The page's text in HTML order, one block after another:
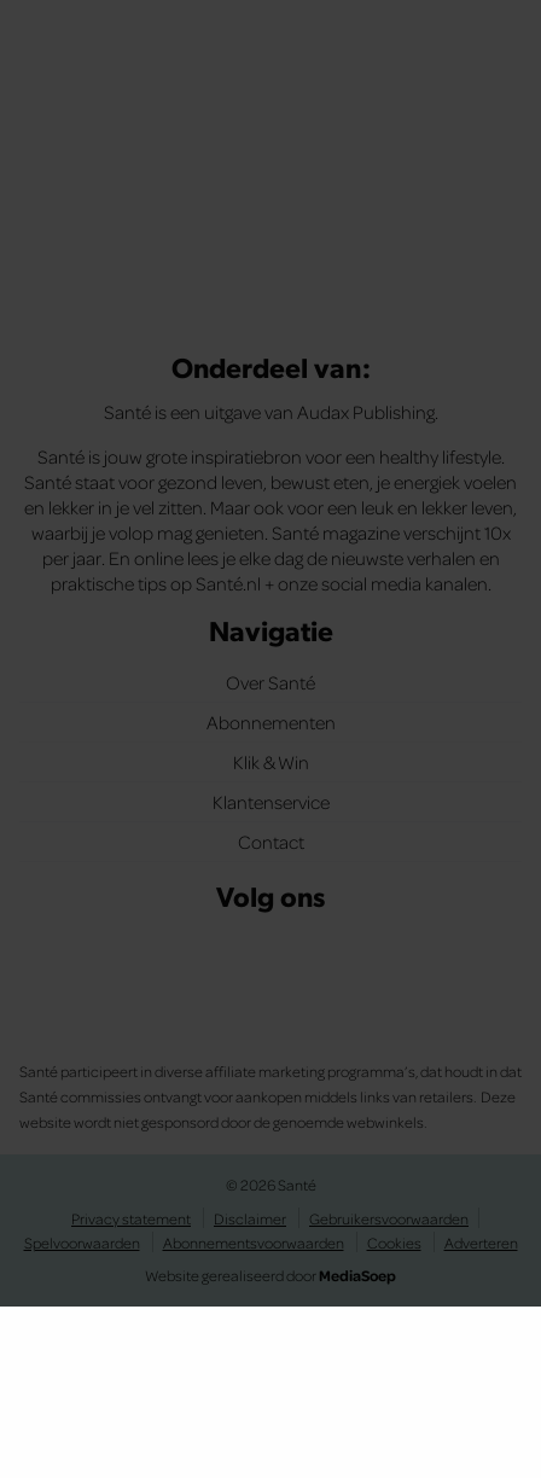
Onderdeel van:
Santé is een uitgave van Audax Publishing.
Santé is jouw grote inspiratiebron voor een healthy lifestyle.
Santé staat voor gezond leven, bewust eten, je energiek voelen
en lekker in je vel zitten. Maar ook voor een leuk en lekker leven,
waarbij je volop mag genieten. Santé magazine verschijnt 10x
per jaar. En online lees je elke dag de nieuwste verhalen en
praktische tips op Santé.nl + onze social media kanalen.
Navigatie
Over Santé
Abonnementen
Klik & Win
Klantenservice
Contact
Volg ons
Santé participeert in diverse affiliate marketing programma’s, dat houdt in dat
Santé commissies ontvangt voor aankopen middels links van retailers. Deze
website wordt niet gesponsord door de genoemde webwinkels.
© 2026 Santé
Privacy statement
Disclaimer
Gebruikersvoorwaarden
Spelvoorwaarden
Abonnementsvoorwaarden Cookies
Adverteren
Website gerealiseerd doorMediaSoep